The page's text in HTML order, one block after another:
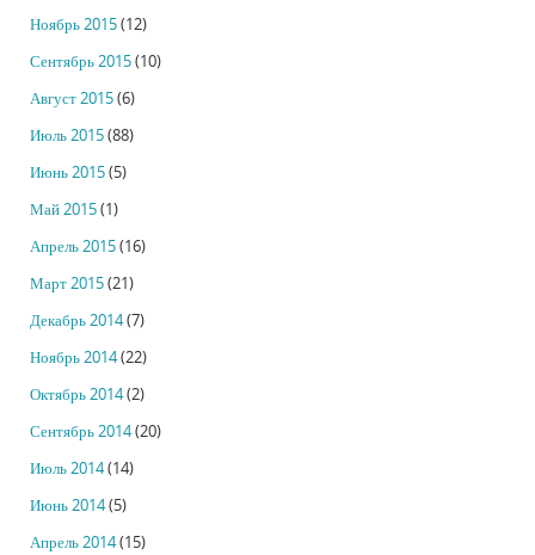
Ноябрь 2015(12)
Сентябрь 2015(10)
Август 2015(6)
Июль 2015(88)
Июнь 2015(5)
Май 2015(1)
Апрель 2015(16)
Март 2015(21)
Декабрь 2014(7)
Ноябрь 2014(22)
Октябрь 2014(2)
Сентябрь 2014(20)
Июль 2014(14)
Июнь 2014(5)
Апрель 2014(15)